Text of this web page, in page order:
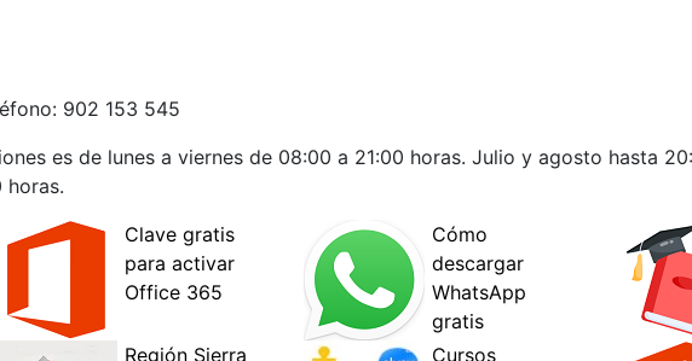
902 153 545
es de lunes a viernes de 08:00 a 21:00 horas. Julio y agosto hasta
horas.